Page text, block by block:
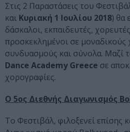
Στις 2 Παραστάσεις του
και Κυριακή 1 Ιουλίου 2018) θα
δάσκαλοι, εκπαιδευτές,
προσκεκλημένοι σε μοναδικούς
συνδυασμούς και σύνολα. Μαζί
Dance Academy Greece σε
χορογραφίες.
Ο 5ος Διεθνής Διαγωνισμός
Το Φεστιβάλ, φιλοξενεί επίσης